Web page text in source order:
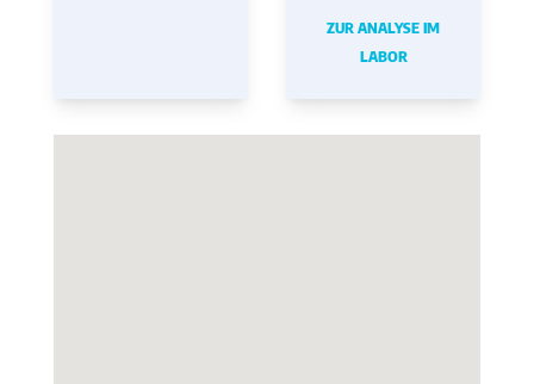
ZUR ANALYSE IM
LABOR